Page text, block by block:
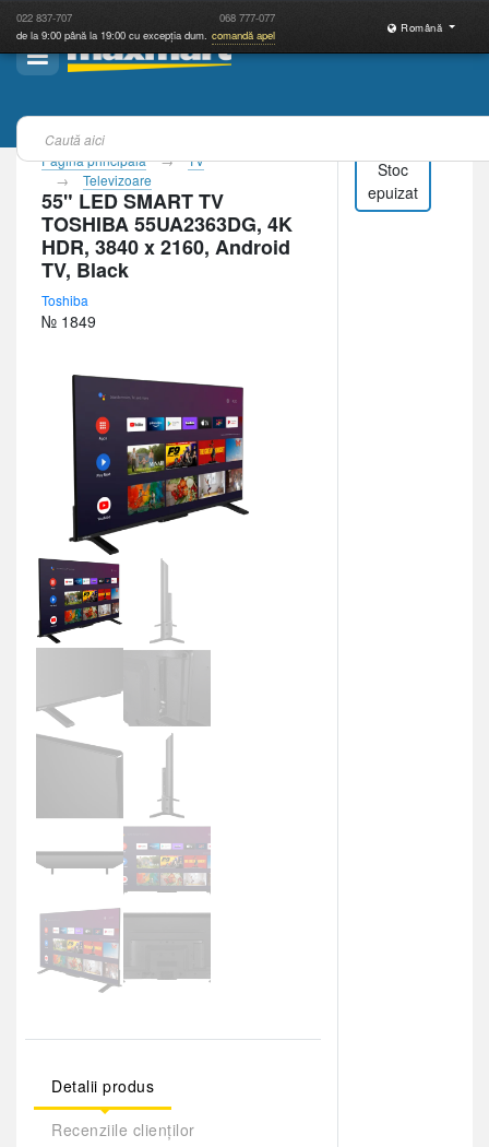
022 837-707 068 777-077
de la 9:00 până la 19:00 cu excepția dum. comandă apel
Română
Pagina principală
TV
Televizoare
55" LED SMART TV
TOSHIBA 55UA2363DG, 4K
HDR, 3840 x 2160, Android
TV, Black
Toshiba
№ 1849
Detalii produs
Recenziile clienților
Stoc
epuizat